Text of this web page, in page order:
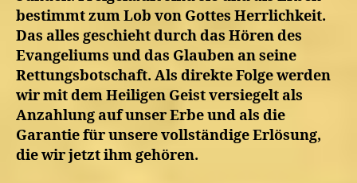
bestimmt zum Lob von Gottes Herrlichkeit.
Das alles geschieht durch das Hören des
Evangeliums und das Glauben an seine
Rettungsbotschaft. Als direkte Folge werden
wir mit dem Heiligen Geist versiegelt als
Anzahlung auf unser Erbe und als die
Garantie für unsere vollständige Erlösung,
die wir jetzt ihm gehören.